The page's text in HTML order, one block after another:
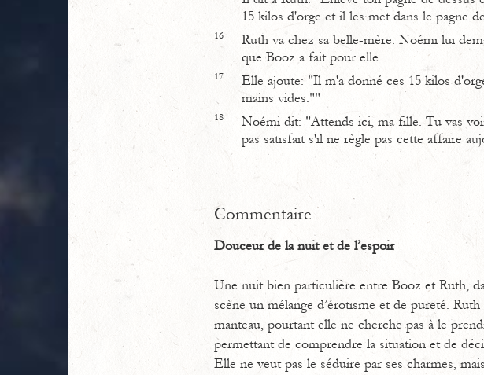
15 kilos d'orge et il les met dans le pagne
16
Ruth va chez sa belle-mère. Noémi lui
que Booz a fait pour elle.
17
Elle ajoute: "Il m'a donné ces 15 kilos
mains vides.""
18
Noémi dit: "Attends ici, ma fille. Tu vas
pas satisfait s'il ne règle pas cette affaire
Commentaire
Douceur de la nuit et de l’espoir
Une nuit bien particulière entre Booz et Ruth,
scène un mélange d’érotisme et de pureté.
manteau, pourtant elle ne cherche pas à le
permettant de comprendre la situation et de
Elle ne veut pas le séduire par ses charmes,